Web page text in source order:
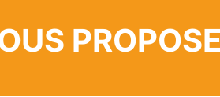
PROPOSE